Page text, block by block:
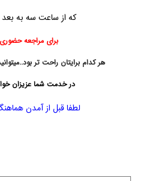
که از ساعت سه به
برای مراجعه
هر کدام برایتان راحت تر
در خدمت شما عزیزان
لطفا قبل از آمدن